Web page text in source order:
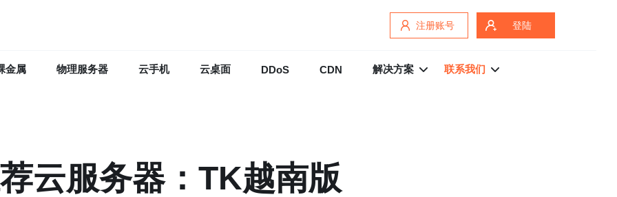
注册账号 登陆
金属 物理服务器 云手机 云桌面 DDoS CDN 解决方案 联系我们
云服务器：TK越南版